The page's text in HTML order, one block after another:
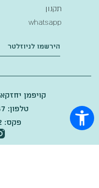
תקנון
whatsapp
קויפמן יחזקאל 6 תל-אביב
טלפון: 1-800-800-747
פקס: 03-9036032